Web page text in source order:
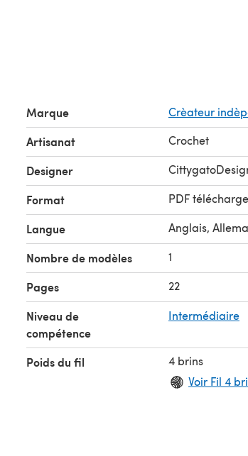
Marque Crèateur
Artisanat Crochet
Designer
Format PDF
Langue Anglais,
Nombre de modèles 1
Pages 22
Niveau de
compétence
Intermédiaire
Poids du fil
4 brins
Voir Fil 4